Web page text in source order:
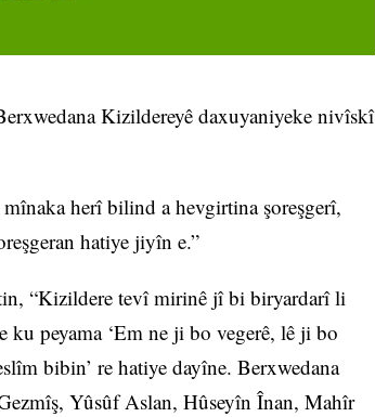
Kizildereyê daxuyaniyeke nivîskî
herî bilind a hevgirtina şoreşgerî,
hatiye jiyîn e.”
“Kizildere tevî mirinê jî bi biryardarî li
peyama ‘Em ne ji bo vegerê, lê ji bo
bibin’ re hatiye dayîne. Berxwedana
Yûsûf Aslan, Hûseyîn Înan, Mahîr